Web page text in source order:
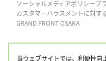
当ウェブサイトでは、利便性
ソーシャルメディアポリシープ
カスタマーハラスメントに対す
GRAND FRONT OSAKA